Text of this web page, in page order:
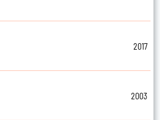
2017
2003